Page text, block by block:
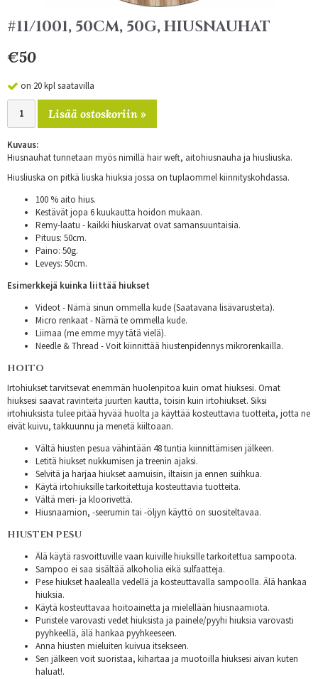
#11/1001, 50CM, 50G, HIUSNAUHAT
€50
on 20 kpl saatavilla
Lisää ostoskoriin »
Kuvaus:
Hiusnauhat tunnetaan myös nimillä hair weft, aitohiusnauha ja hiusliuska.
Hiusliuska on pitkä liuska hiuksia jossa on tuplaommel kiinnityskohdassa.
100 % aito hius.
Kestävät jopa 6 kuukautta hoidon mukaan.
Remy-laatu - kaikki hiuskarvat ovat samansuuntaisia.
Pituus: 50cm.
Paino: 50g.
Leveys: 50cm.
Esimerkkejä kuinka liittää hiukset
Videot - Nämä sinun ommella kude (Saatavana lisävarusteita).
Micro renkaat - Nämä te ommella kude.
Liimaa (me emme myy tätä vielä).
Needle & Thread - Voit kiinnittää hiustenpidennys mikrorenkailla.
HOITO
Irtohiukset tarvitsevat enemmän huolenpitoa kuin omat hiuksesi. Omat
hiuksesi saavat ravinteita juurten kautta, toisin kuin irtohiukset. Siksi
irtohiuksista tulee pitää hyvää huolta ja käyttää kosteuttavia tuotteita, jotta ne
eivät kuivu, takkuunnu ja menetä kiiltoaan.
Vältä hiusten pesua vähintään 48 tuntia kiinnittämisen jälkeen.
Letitä hiukset nukkumisen ja treenin ajaksi.
Selvitä ja harjaa hiukset aamuisin, iltaisin ja ennen suihkua.
Käytä irtohiuksille tarkoitettuja kosteuttavia tuotteita.
Vältä meri- ja kloorivettä.
Hiusnaamion, -seerumin tai -öljyn käyttö on suositeltavaa.
HIUSTEN PESU
Älä käytä rasvoittuville vaan kuiville hiuksille tarkoitettua sampoota.
Sampoo ei saa sisältää alkoholia eikä sulfaatteja.
Pese hiukset haalealla vedellä ja kosteuttavalla sampoolla. Älä hankaa
hiuksia.
Käytä kosteuttavaa hoitoainetta ja mielellään hiusnaamiota.
Puristele varovasti vedet hiuksista ja painele/pyyhi hiuksia varovasti
pyyhkeellä, älä hankaa pyyhkeeseen.
Anna hiusten mieluiten kuivua itsekseen.
Sen jälkeen voit suoristaa, kihartaa ja muotoilla hiuksesi aivan kuten
haluat!.